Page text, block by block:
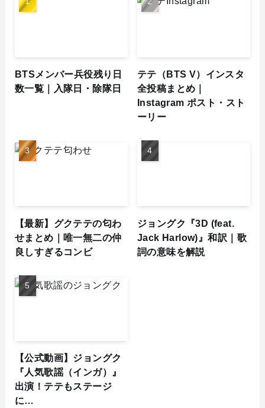
BTSメンバー兵役残り日
数一覧｜入隊日・除隊日
テテ（BTS V）インスタ
全投稿まとめ｜
Instagram ポスト・スト
ーリー
【最新】グクテテの匂わ
せまとめ｜唯一無二の仲
良しすぎるコンビ
ジョングク『3D (feat.
Jack Harlow)』和訳｜歌
詞の意味を解説
【公式動画】ジョングク
『人気歌謡（インガ）』
出演！テテもステージ
に…